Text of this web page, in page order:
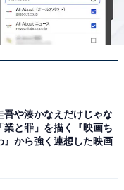
ね。
きずにとても苦労
入っていたかった
吾や湊かなえだけじゃな
業と罪」を描く『映画ち
』から強く連想した映画